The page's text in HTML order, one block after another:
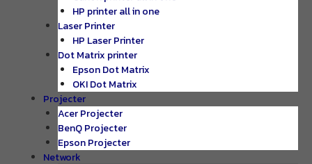
HP printer all in one
Laser Printer
HP Laser Printer
Dot Matrix printer
Epson Dot Matrix
OKI Dot Matrix
Projecter
Acer Projecter
BenQ Projecter
Epson Projecter
Network